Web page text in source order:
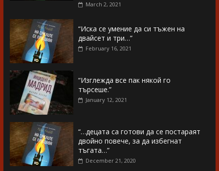
March 2, 2021
“Иска се умение да си тъжен на
двайсет и три…”
February 16, 2021
“Изглежда все пак някой го
търсеше.”
January 12, 2021
“…децата са готови да се постараят
двойно повече, за да избегнат
тъгата…”
December 21, 2020